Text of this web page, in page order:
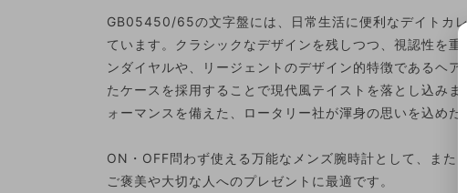
GB05450/65の文字盤には、日常生活に便利なデイトカ
ています。クラシックなデザインを残しつつ、視認性を重
ンダイヤルや、リージェントのデザイン的特徴であるヘ
たケースを採用することで現代風テイストを落とし込み
ォーマンスを備えた、ロータリー社が渾身の思いを込めた
ON・OFF問わず使える万能なメンズ腕時計として、また
ご褒美や大切な人へのプレゼントに最適です。